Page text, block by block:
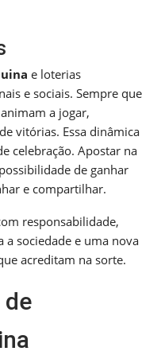
e loterias
e sociais. Sempre que
a jogar,
vitórias. Essa dinâmica
celebração. Apostar na
de ganhar
e compartilhar.
responsabilidade,
sociedade e uma nova
acreditam na sorte.